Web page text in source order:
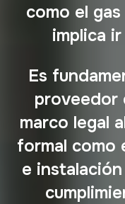
como el
implica
Es
proveedor
marco legal
formal como
e